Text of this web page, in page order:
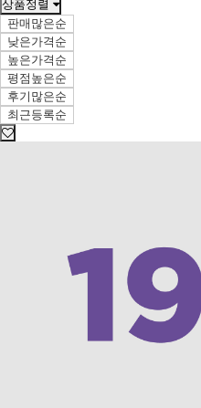
상품정렬
판매많은순
낮은가격순
높은가격순
평점높은순
후기많은순
최근등록순